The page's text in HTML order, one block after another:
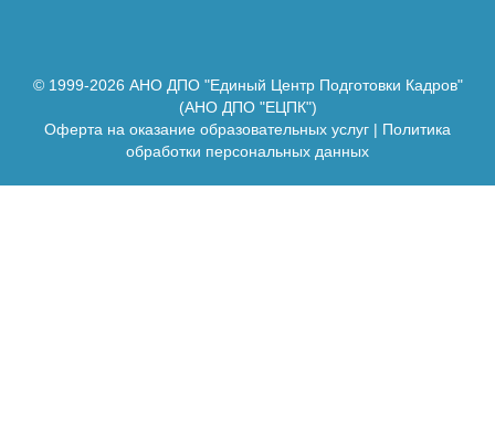
© 1999-2026 АНО ДПО "Единый Центр Подготовки Кадров"
(АНО ДПО "ЕЦПК")
Оферта на оказание образовательных услуг | Политика
обработки персональных данных